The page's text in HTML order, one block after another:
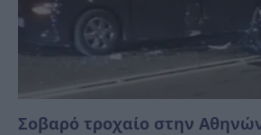
Σοβαρό τροχαίο στην